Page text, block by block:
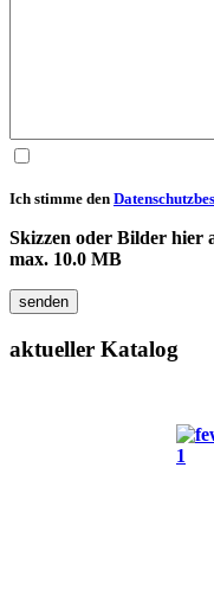
Ich stimme den
Skizzen oder Bilder hier
max. 10.0 MB
senden
aktueller Katalog